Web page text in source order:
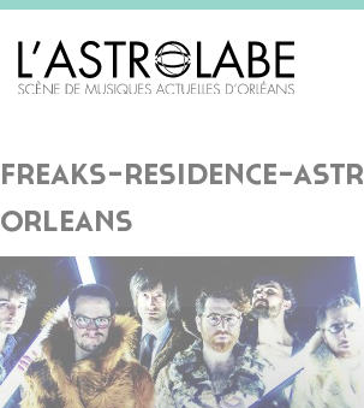
freaks-residence-
orleans